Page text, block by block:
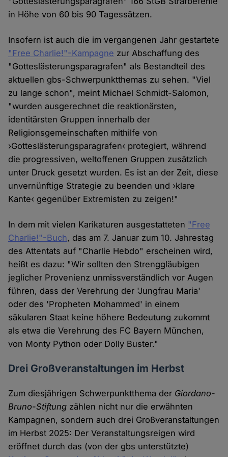
in Höhe von 60 bis 90 Tagessätzen.
Insofern ist auch die im vergangenen Jahr gestartete
"Free Charlie!"-Kampagne zur Abschaffung des
"Gotteslästerungsparagrafen" als Bestandteil des
aktuellen gbs-Schwerpunktthemas zu sehen. "Viel
zu lange schon", meint Michael Schmidt-Salomon,
"wurden ausgerechnet die reaktionärsten,
identitärsten Gruppen innerhalb der
Religionsgemeinschaften mithilfe von
›Gotteslästerungsparagrafen‹ protegiert, während
die progressiven, weltoffenen Gruppen zusätzlich
unter Druck gesetzt wurden. Es ist an der Zeit, diese
unvernünftige Strategie zu beenden und ›klare
Kante‹ gegenüber Extremisten zu zeigen!"
In dem mit vielen Karikaturen ausgestatteten "Free
Charlie!"-Buch, das am 7. Januar zum 10. Jahrestag
des Attentats auf "Charlie Hebdo" erscheinen wird,
heißt es dazu: "Wir sollten den Strenggläubigen
jeglicher Provenienz unmissverständlich vor Augen
führen, dass der Verehrung der 'Jungfrau Maria'
oder des 'Propheten Mohammed' in einem
säkularen Staat keine höhere Bedeutung zukommt
als etwa die Verehrung des FC Bayern München,
von Monty Python oder Dolly Buster."
Drei Großveranstaltungen im Herbst
Zum diesjährigen Schwerpunktthema der Giordano-
Bruno-Stiftung zählen nicht nur die erwähnten
Kampagnen, sondern auch drei Großveranstaltungen
im Herbst 2025: Der Veranstaltungsreigen wird
eröffnet durch das (von der gbs unterstützte)